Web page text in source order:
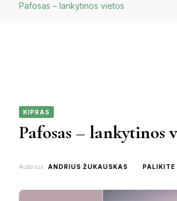
Pafosas – lankytinos vietos
KIPRAS
Pafosas – lankytinos
Autorius ANDRIUS ŽUKAUSKAS PALIKITE